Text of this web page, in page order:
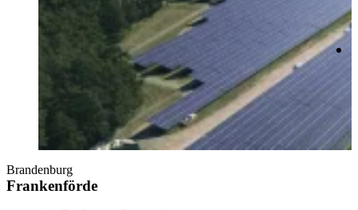
Brandenburg
Frankenförde